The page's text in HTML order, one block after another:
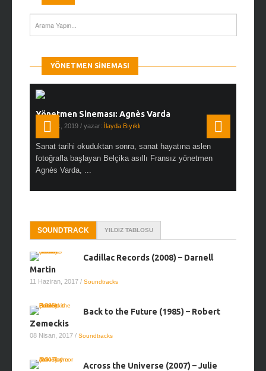
YÖNETMEN SINEMASI
Yönetmen Sineması: Agnès Varda
19 Ocak, 2019 / yazar: İlayda Bıyıklı
Sanat tarihi okuduktan sonra, sanat hayatına aslen
fotoğrafla başlayan Belçika asıllı Fransız yönetmen
Agnès Varda, ...
SOUNDTRACK YILDIZ TABLOSU
Cadillac Records (2008) – Darnell
Martin
11 Haziran, 2017 / Soundtracks
Back to the Future (1985) – Robert
Zemeckis
08 Nisan, 2017 / Soundtracks
Across the Universe (2007) – Julie